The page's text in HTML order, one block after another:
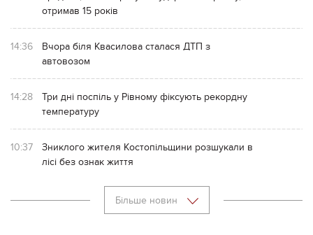
отримав 15 років
14:36
Вчора біля Квасилова сталася ДТП з
автовозом
14:28
Три дні поспіль у Рівному фіксують рекордну
температуру
10:37
Зниклого жителя Костопільщини розшукали в
лісі без ознак життя
Більше новин